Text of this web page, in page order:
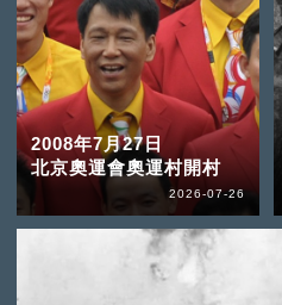
2008年7月27日
北京奧運會奧運村開村
2026-07-26